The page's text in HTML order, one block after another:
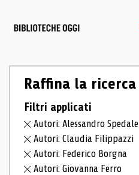
Raffina la ricerca
Filtri applicati
Autori: Alessandro Spedale
Autori: Claudia Filippazzi
Autori: Federico Borgna
Autori: Giovanna Ferro